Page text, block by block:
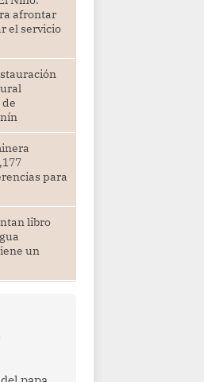
afrontar
el servicio
para
libro
un